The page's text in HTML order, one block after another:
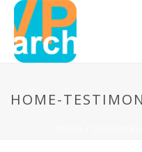
HOME-